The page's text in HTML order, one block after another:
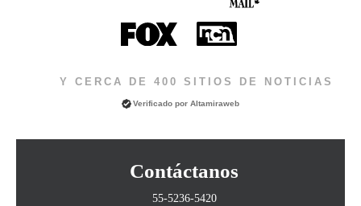
Y CERCA DE 400 SITIOS DE NOTICIAS
Verificado porAltamiraweb
Contáctanos
55-5236-5420